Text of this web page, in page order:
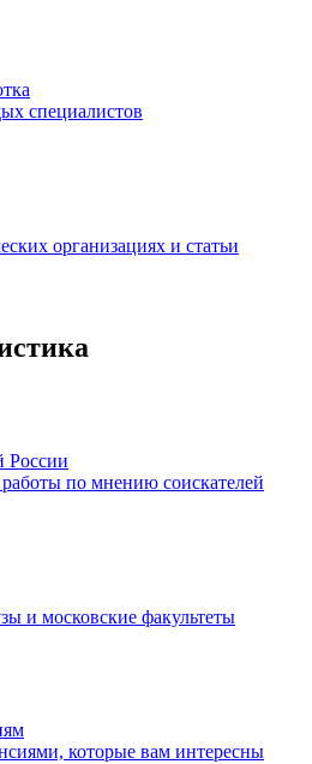
специалистов
организациях и статьи
России
по мнению соискателей
и московские факультеты
которые вам интересны